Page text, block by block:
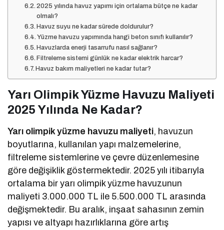
2025 yılında havuz yapımı için ortalama bütçe ne kadar
olmalı?
Havuz suyu ne kadar sürede doldurulur?
Yüzme havuzu yapımında hangi beton sınıfı kullanılır?
Havuzlarda enerji tasarrufu nasıl sağlanır?
Filtreleme sistemi günlük ne kadar elektrik harcar?
Havuz bakım maliyetleri ne kadar tutar?
Yarı Olimpik Yüzme Havuzu Maliyeti
2025 Yılında Ne Kadar?
Yarı olimpik yüzme havuzu maliyeti, havuzun
boyutlarına, kullanılan yapı malzemelerine,
filtreleme sistemlerine ve çevre düzenlemesine
göre değişiklik göstermektedir. 2025 yılı itibarıyla
ortalama bir yarı olimpik yüzme havuzunun
maliyeti 3.000.000 TL ile 5.500.000 TL arasında
değişmektedir. Bu aralık, inşaat sahasının zemin
yapısı ve altyapı hazırlıklarına göre artış